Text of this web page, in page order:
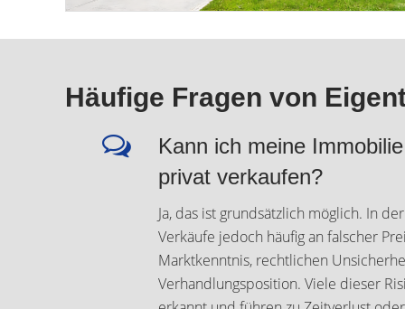
Häufige Fragen von
Kann ich meine
privat verkaufen?
Ja, das ist grundsätzlich möglich. In
Verkäufe jedoch häufig an falscher
Marktkenntnis, rechtlichen
Verhandlungsposition. Viele dieser